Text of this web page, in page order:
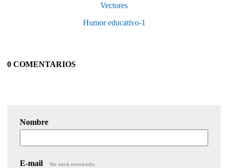
Vectores
Humor educativo-1
0 COMENTARIOS
Nombre
E-mail No será mostrado.